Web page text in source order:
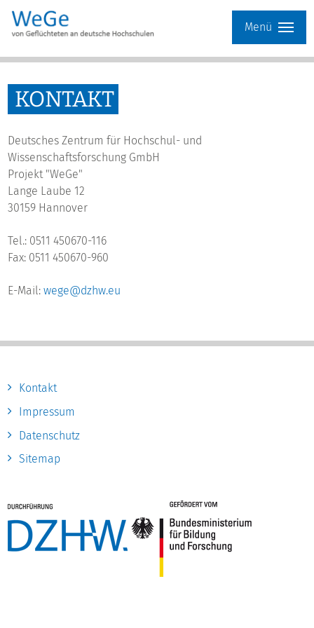
Menü
KONTAKT
Deutsches Zentrum für Hochschul- und
Wissenschaftsforschung GmbH
Projekt "WeGe"
Lange Laube 12
30159 Hannover
Tel.: 0511 450670-116
Fax: 0511 450670-960
E-Mail:wege@dzhw.eu
Kontakt
Impressum
Datenschutz
Sitemap